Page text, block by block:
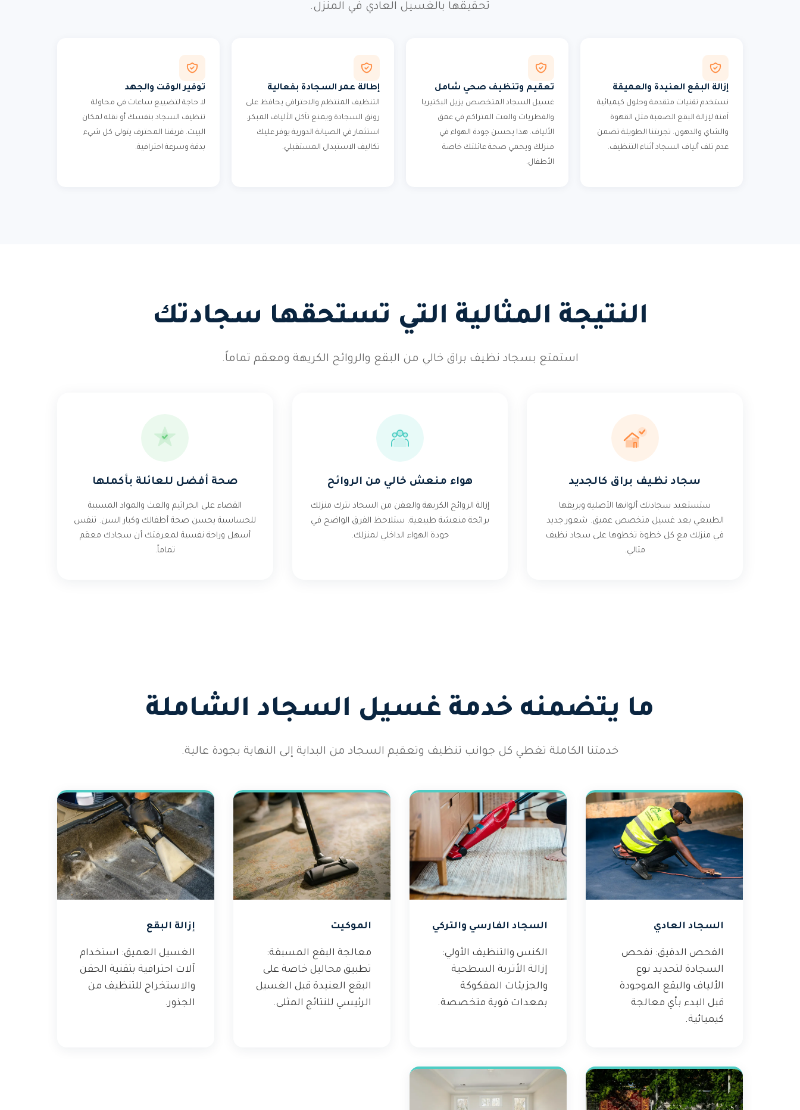
تحقيقها بالغسيل العادي في المنزل.
إزالة البقع العنيدة والعميقة
نستخدم تقنيات متقدمة وحلول كيميائية
آمنة لإزالة البقع الصعبة مثل القهوة
والشاي والدهون. تجربتنا الطويلة تضمن
عدم تلف ألياف السجاد أثناء التنظيف.
تعقيم وتنظيف صحي شامل
غسيل السجاد المتخصص يزيل البكتيريا
والفطريات والعث المتراكم في عمق
الألياف. هذا يحسن جودة الهواء في
منزلك ويحمي صحة عائلتك خاصة
الأطفال.
إطالة عمر السجادة بفعالية
التنظيف المنتظم والاحترافي يحافظ على
رونق السجادة ويمنع تآكل الألياف المبكر.
استثمار في الصيانة الدورية يوفر عليك
تكاليف الاستبدال المستقبلي.
توفير الوقت والجهد
لا حاجة لتضييع ساعات في محاولة
تنظيف السجاد بنفسك أو نقله لمكان
البيت. فريقنا المحترف يتولى كل شيء
بدقة وسرعة احترافية.
النتيجة المثالية التي تستحقها سجادتك
استمتع بسجاد نظيف براق خالي من البقع والروائح الكريهة ومعقم تماماً.
سجاد نظيف براق كالجديد
ستستعيد سجادتك ألوانها الأصلية وبريقها
الطبيعي بعد غسيل متخصص عميق. شعور جديد
في منزلك مع كل خطوة تخطوها على سجاد نظيف
مثالي.
هواء منعش خالي من الروائح
إزالة الروائح الكريهة والعفن من السجاد تترك منزلك
برائحة منعشة طبيعية. ستلاحظ الفرق الواضح في
جودة الهواء الداخلي لمنزلك.
صحة أفضل للعائلة بأكملها
القضاء على الجراثيم والعث والمواد المسببة
للحساسية يحسن صحة أطفالك وكبار السن. تنفس
أسهل وراحة نفسية لمعرفتك أن سجادك معقم
تماماً.
ما يتضمنه خدمة غسيل السجاد الشاملة
خدمتنا الكاملة تغطي كل جوانب تنظيف وتعقيم السجاد من البداية إلى النهاية بجودة عالية.
السجاد العادي
الفحص الدقيق: نفحص
السجادة لتحديد نوع
الألياف والبقع الموجودة
قبل البدء بأي معالجة
كيميائية.
السجاد الفارسي والتركي
الكنس والتنظيف الأولي:
إزالة الأتربة السطحية
والجزيئات المفكوكة
بمعدات قوية متخصصة.
الموكيت
معالجة البقع المسبقة:
تطبيق محاليل خاصة على
البقع العنيدة قبل الغسيل
الرئيسي للنتائج المثلى.
إزالة البقع
الغسيل العميق: استخدام
آلات احترافية بتقنية الحقن
والاستخراج للتنظيف من
الجذور.